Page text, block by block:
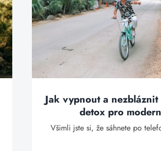
Jak vypnout a
detox pro
Všimli jste si, že sáhnete po